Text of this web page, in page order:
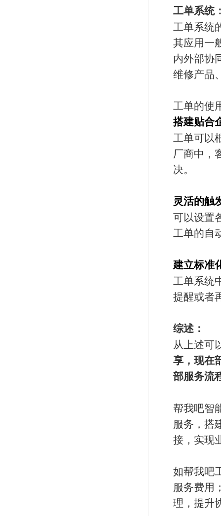
工单系统
工单系统
其应用一
内外部协
维修产品
工单的使
搭建贴合
工单可以
厂商中，
决。
灵活的触
可以设置
工单的自
建立标准
工单系统
提醒或者
综述：
从上述可
享，现在
部服务流
帮我吧智
服务，搭
接，实现
如帮我吧
服务费用
理，提升